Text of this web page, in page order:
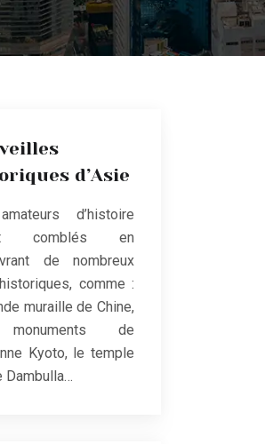
d’Asie
d’histoire
comblés en
de nombreux
comme :
muraille de Chine,
de
Kyoto, le temple
Dambulla…